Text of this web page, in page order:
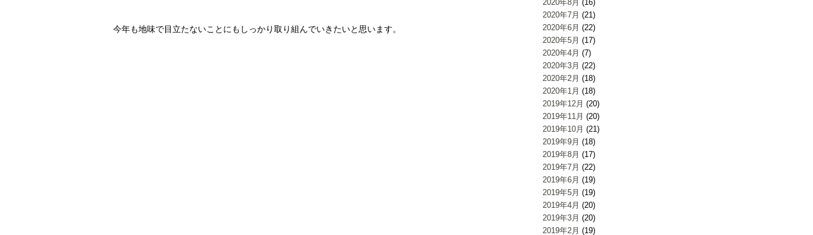
2020年8月 (16)
2020年7月 (21)
2020年6月 (22)
2020年5月 (17)
2020年4月 (7)
2020年3月 (22)
2020年2月 (18)
2020年1月 (18)
2019年12月 (20)
2019年11月 (20)
2019年10月 (21)
2019年9月 (18)
2019年8月 (17)
2019年7月 (22)
2019年6月 (19)
2019年5月 (19)
2019年4月 (20)
2019年3月 (20)
2019年2月 (19)
今年も地味で目立たないことにもしっかり取り組んでいきたいと思います。